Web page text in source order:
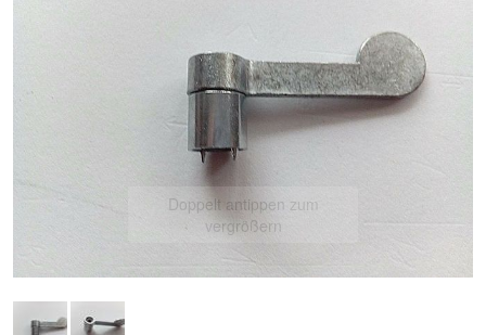
Doppelt antippen zum
vergrößern